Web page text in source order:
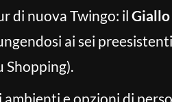
di nuova Twingo: il
ai sei
Shopping).
e opzioni di